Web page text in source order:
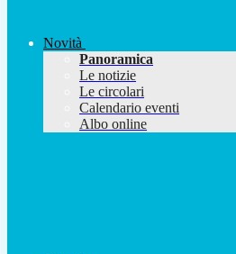
Novità
Panoramica
Le notizie
Le circolari
Calendario eventi
Albo online